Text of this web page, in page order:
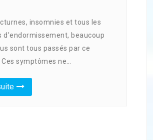
insomnies et tous les
d'endormissement, beaucoup
sont tous passés par ce
symptômes ne…